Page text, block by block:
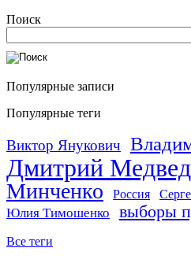
Поиск
Популярные записи
Популярные теги
Виктор Янукович
Дмитрий
Минченко
Россия
Юлия Тимошенко выборы
Все теги